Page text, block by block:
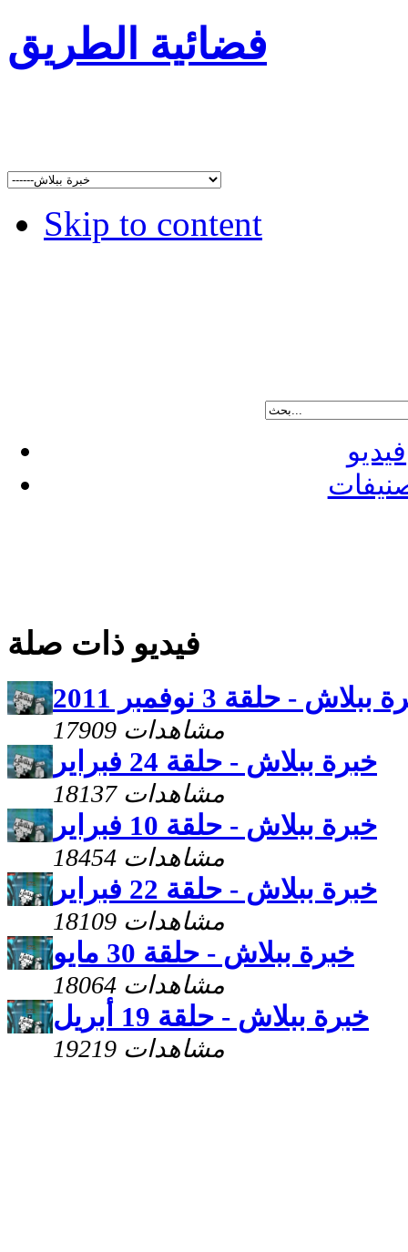
فضائية الطريق
Skip to content
فيديو
فيديو ذات صلة
ببلاش - حلقة 3 نوفمبر 2011
17909 مشاهدات
خبرة ببلاش - حلقة 24 فبراير
18137 مشاهدات
خبرة ببلاش - حلقة 10 فبراير
18454 مشاهدات
خبرة ببلاش - حلقة 22 فبراير
18109 مشاهدات
خبرة ببلاش - حلقة 30 مايو
18064 مشاهدات
خبرة ببلاش - حلقة 19 أبريل
19219 مشاهدات